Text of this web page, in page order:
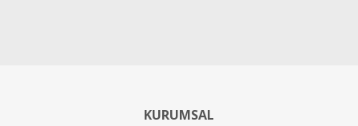
KURUMSAL